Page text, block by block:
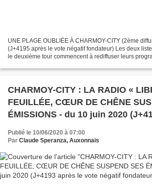
UNE PLAGE OUBLIÉE À CHARMOY-CITY (2ème
(J+4195 après le vote négatif fondateur) Les deux
le deuxième tour commencent à rediffuser leurs
CHARMOY-CITY : LA RADIO «
FEUILLÉE, CŒUR DE CHÊNE
ÉMISSIONS - du 10 juin 2020
vote négatif fondateur)
Publié le 10/06/2020 à 07:00
Par Claude Speranza, Auxonnais